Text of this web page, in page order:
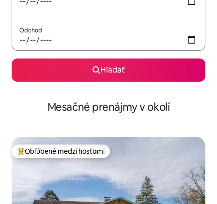
Odchod
Hľadať
Mesačné prenájmy v okolí
Najobľúbenejšie medzi hosťami
Obľúbené medzi hosťami